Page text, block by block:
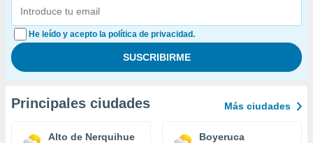
He leído y acepto la política de privacidad.
Principales ciudades Más ciudades
Alto de Nerquihue Boyeruca